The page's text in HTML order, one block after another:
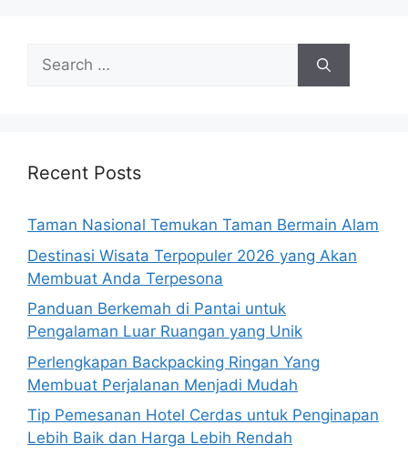
Search
for:
Recent Posts
Taman Nasional Temukan Taman Bermain Alam
Destinasi Wisata Terpopuler 2026 yang Akan
Membuat Anda Terpesona
Panduan Berkemah di Pantai untuk
Pengalaman Luar Ruangan yang Unik
Perlengkapan Backpacking Ringan Yang
Membuat Perjalanan Menjadi Mudah
Tip Pemesanan Hotel Cerdas untuk Penginapan
Lebih Baik dan Harga Lebih Rendah